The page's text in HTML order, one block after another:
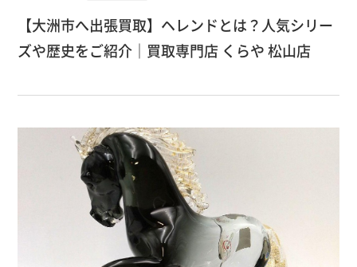
【大洲市へ出張買取】ヘレンドとは？人気シリー
ズや歴史をご紹介｜買取専門店 くらや 松山店